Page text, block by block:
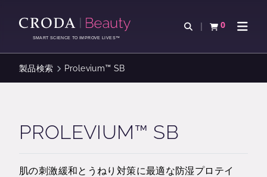
ン
を
ー
ス
SMART SCIENCE TO IMPROVE LIVES™
検索を開く
0
カートを確認す
ナビ
製品検索 Prolevium™ SB
PROLEVIUM™ SB
肌の刺激緩和とうねり対策に最適な防湿プロテイ